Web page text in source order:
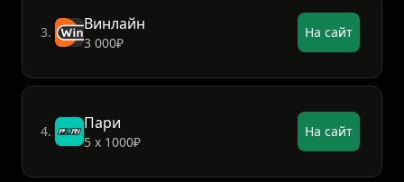
3. Винлайн
3 000₽
На сайт
4. Пари
5 х 1000₽
На сайт